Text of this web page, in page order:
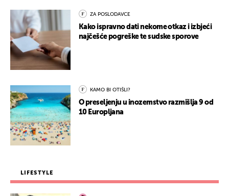
ZA POSLODAVCE
Kako ispravno dati nekome otkaz i izbjeći
najčešće pogreške te sudske sporove
KAMO BI OTIŠLI?
O preseljenju u inozemstvo razmišlja 9 od
10 Europljana
LIFESTYLE